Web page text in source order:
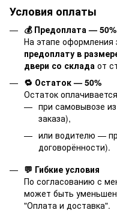
Условия оплаты
💰 Предоплата —
На этапе оформления
предоплату в
двери со склада от
🔁 Остаток — 50%
Остаток
при самовывозе
заказа),
или водителю —
договорённости).
💬 Гибкие условия
По согласованию с
может быть
"Оплата и доставка".